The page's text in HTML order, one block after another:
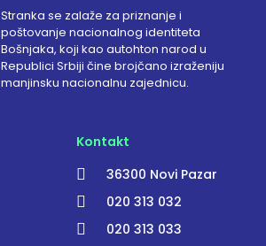
Stranka se zalaže za priznanje i
poštovanje nacionalnog identiteta
Bošnjaka, koji kao autohton narod u
Republici Srbiji čine brojčano izraženiju
manjinsku nacionalnu zajednicu.
Kontakt
36300 Novi Pazar
020 313 032
020 313 033